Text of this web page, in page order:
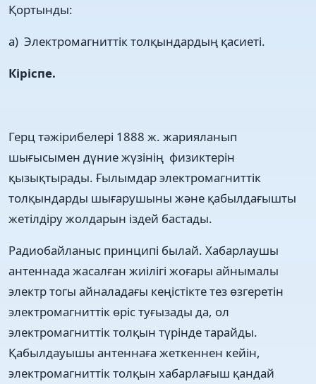
Қортынды:
а) Электромагниттік толқындардың қасиеті.
Кіріспе.
Герц тәжірибелері 1888 ж. жарияланып
шығысымен дүние жүзінің физиктерін
қызықтырады. Ғылымдар электромагниттік
толқындарды шығарушыны және қабылдағышты
жетілдіру жолдарын іздей бастады.
Радиобайланыс принципі былай. Хабарлаушы
антеннада жасалған жиілігі жоғары айнымалы
электр тогы айналадағы кеңістікте тез өзгеретін
электромагниттік өріс туғызады да, ол
электромагниттік толқын түрінде тарайды.
Қабылдауышы антеннаға жеткеннен кейін,
электромагниттік толқын хабарлағыш қандай